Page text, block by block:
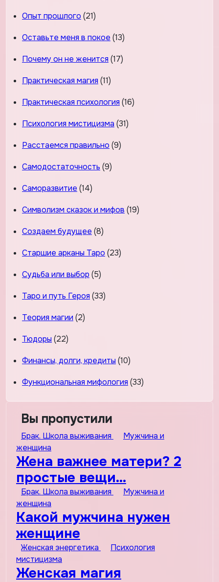
Опыт прошлого (21)
Оставьте меня в покое (13)
Почему он не женится (17)
Практическая магия (11)
Практическая психология (16)
Психология мистицизма (31)
Расстаемся правильно (9)
Самодостаточность (9)
Саморазвитие (14)
Символизм сказок и мифов (19)
Создаем будущее (8)
Старшие арканы Таро (23)
Судьба или выбор (5)
Таро и путь Героя (33)
Теория магии (2)
Тюдоры (22)
Финансы, долги, кредиты (10)
Функциональная мифология (33)
Вы пропустили
Брак. Школа выживания
Мужчина и
женщина
Жена важнее матери? 2
простые вещи…
Брак. Школа выживания
Мужчина и
женщина
Какой мужчина нужен
женщине
Женская энергетика
Психология
мистицизма
Женская магия